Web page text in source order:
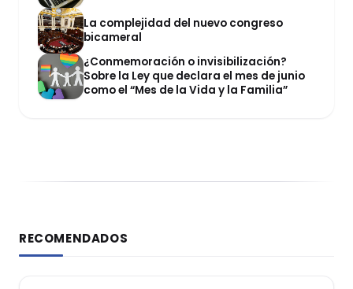
La complejidad del nuevo congreso
bicameral
¿Conmemoración o invisibilización?
Sobre la Ley que declara el mes de junio
como el “Mes de la Vida y la Familia”
RECOMENDADOS
DERECHO REGISTRAL